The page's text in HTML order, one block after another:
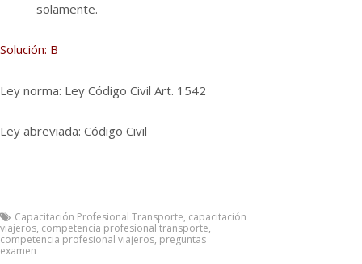
solamente.
Solución: B
Ley norma: Ley Código Civil Art. 1542
Ley abreviada: Código Civil
Capacitación Profesional Transporte, capacitación
viajeros, competencia profesional transporte,
competencia profesional viajeros, preguntas
examen